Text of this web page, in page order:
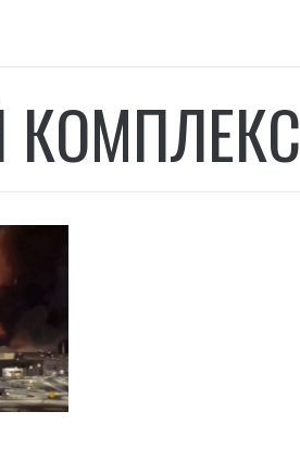
КОМПЛЕКС